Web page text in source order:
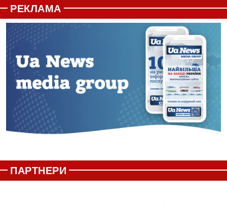
РЕКЛАМА
ПАРТНЕРИ